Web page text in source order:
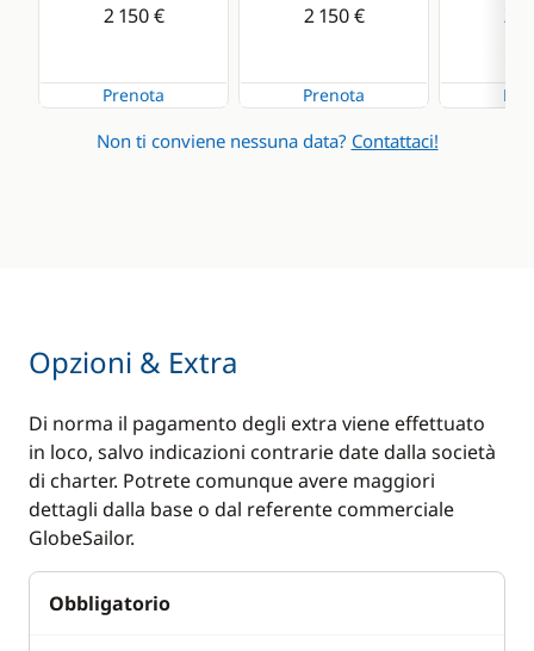
Electric Windlass
Swimming ladder
2 150 €
Prenota
2 150 €
Prenota
2
Non ti conviene nessuna data? Contattaci!
Opzioni & Extra
Di norma il pagamento degli extra viene effettuato
in loco, salvo indicazioni contrarie date dalla società
di charter. Potrete comunque avere maggiori
dettagli dalla base o dal referente commerciale
GlobeSailor.
Obbligatorio